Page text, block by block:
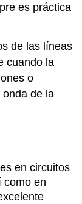
es práctica
de las líneas
cuando la
o
de la
en circuitos
como en